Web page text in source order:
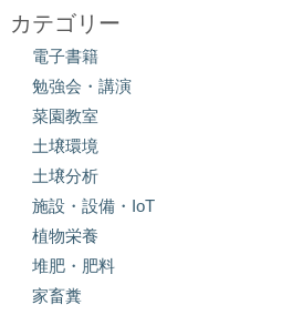
カテゴリー
電子書籍
勉強会・講演
菜園教室
土壌環境
土壌分析
施設・設備・IoT
植物栄養
堆肥・肥料
家畜糞